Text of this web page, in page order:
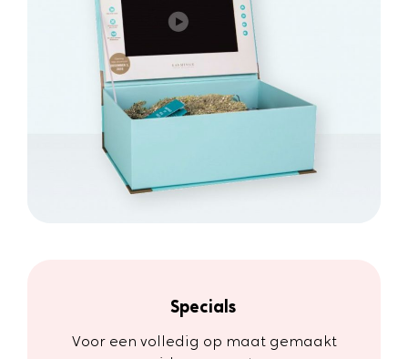
Specials
Voor een volledig op maat gemaakt